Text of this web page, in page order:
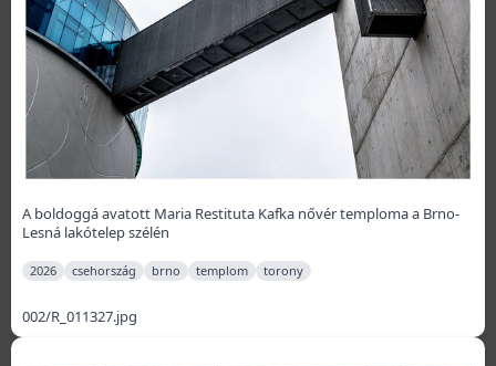
A boldoggá avatott Maria Restituta Kafka nővér temploma a Brno-
Lesná lakótelep szélén
2026 csehország brno templom torony
002/R_011327.jpg